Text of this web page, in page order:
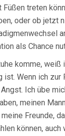
Füßen treten
oder ob jetzt
als Chance
komme, weiß
Wenn ich zur
Ich übe
meinen
Freunde,
können, auch